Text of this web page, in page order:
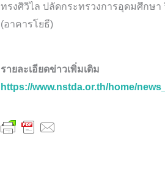
ทรงศิวิไล ปลัดกระทรวงการอุดมศึกษ
(อาคารโยธี)
รายละเอียดข่าวเพิ่มเติม
https://www.nstda.or.th/home/